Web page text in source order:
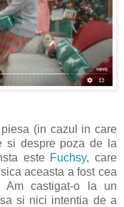
(in cazul in care
si despre poza de la
este Fuchsy, care
aceasta a fost cea
Am castigat-o la un
si nici intentia de a